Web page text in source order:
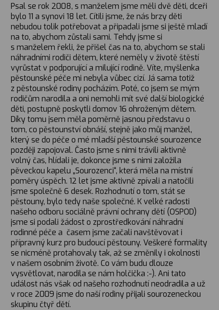
Psal se rok 2008, s manželem jsme měli dvě děti, dceři
bylo 11 a synovi 18 let. Cítili jsme, že nás brzy děti
nebudou tolik potřebovat a připadali jsme si ještě mladí
na to, abychom zůstali sami. Tehdy jsme si
s manželem řekli, že přišel čas na to, abychom se stali
náhradními rodiči dětem, které neměly v životě štěstí
vyrůstat v podporující a milující rodině. Víte, myšlenka
pěstounské péče mi nebyla vůbec cizí. Já sama totiž
z pěstounské rodiny pocházím. Poté, co jsem se mým
rodičům narodila a oni nemohli mít své další biologické
děti, postupně poskytli domov 16 ohroženým dětem.
Díky tomu jsem měla poměrně jasnou představu o
tom, co pěstounství obnáší, stejně jako můj manžel,
který se do péče o mé mladší pěstounské sourozence
později zapojoval. Často jsme s nimi trávili aktivně
volný čas, hlídali je, dokonce jsme s nimi založila
pěveckou kapelu „Sourozenci“, která měla na místní
poměry úspěch. 12 let jsme aktivně zpívali a natočili
jsme společně 6 desek. Rozhodnutí o tom, stát se
pěstouny, bylo tedy naše společné. K velké radosti
našeho odboru sociálně právní ochrany dětí (OSPOD)
jsme si podali žádost o zprostředkování náhradní
rodinné péče a časem jsme začali navštěvovat i
přípravný kurz pro budoucí pěstouny. Veškeré formality
se nicméně protahovaly tak, až se změnily i okolnosti
v našem osobním životě. Co vám budu dlouze
vysvětlovat, narodila se nám holčička :-). Ani tato
událost nás však od našeho rozhodnutí neodradila a už
v roce 2009 jsme do naší rodiny přijali sourozeneckou
skupinu čtyř dětí.